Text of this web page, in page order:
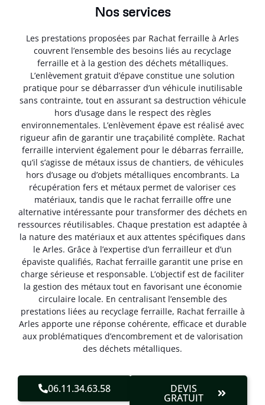
Nos services
Les prestations proposées par Rachat ferraille à Arles
couvrent l’ensemble des besoins liés au recyclage
ferraille et à la gestion des déchets métalliques.
L’enlèvement gratuit d’épave constitue une solution
pratique pour se débarrasser d’un véhicule inutilisable
sans contrainte, tout en assurant sa destruction véhicule
hors d’usage dans le respect des règles
environnementales. L’enlèvement épave est réalisé avec
rigueur afin de garantir une traçabilité complète. Rachat
ferraille intervient également pour le débarras ferraille,
qu’il s’agisse de métaux issus de chantiers, de véhicules
hors d’usage ou d’objets métalliques encombrants. La
récupération fers et métaux permet de valoriser ces
matériaux, tandis que le rachat ferraille offre une
alternative intéressante pour transformer des déchets en
ressources réutilisables. Chaque prestation est adaptée à
la nature des matériaux et aux attentes spécifiques dans
le Arles. Grâce à l’expertise d’un ferrailleur et d’un
épaviste qualifiés, Rachat ferraille garantit une prise en
charge sérieuse et responsable. L’objectif est de faciliter
la gestion des métaux tout en favorisant une économie
circulaire locale. En centralisant l’ensemble des
prestations liées au recyclage ferraille, Rachat ferraille à
Arles apporte une réponse cohérente, efficace et durable
aux problématiques d’encombrement et de valorisation
des déchets métalliques.
06.11.34.63.58 DEVIS
GRATUIT